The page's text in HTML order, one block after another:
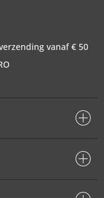
vanaf € 50